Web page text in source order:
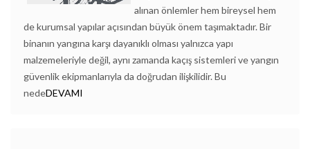
alınan önlemler hem bireysel hem
de kurumsal yapılar açısından büyük önem taşımaktadır. Bir
binanın yangına karşı dayanıklı olması yalnızca yapı
malzemeleriyle değil, aynı zamanda kaçış sistemleri ve yangın
güvenlik ekipmanlarıyla da doğrudan ilişkilidir. Bu
nedeDEVAMI